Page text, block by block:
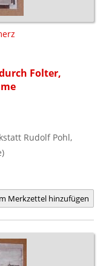
Folter,
Rudolf Pohl,
Merkzettel hinzufügen